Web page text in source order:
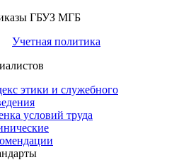
ГБУЗ МГБ
Учетная политика
этики и служебного
условий труда